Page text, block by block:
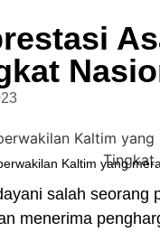
Kaltim yang
salah
menerima